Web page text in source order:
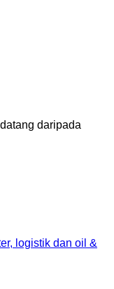
daripada
logistik dan oil &